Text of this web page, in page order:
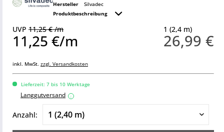
Hersteller
Silvadec
Produktbeschreibung
1 (2,4 m)
26,99 €
UVP 11,25 € /m
11,25 €/m
inkl. MwSt. zzgl. Versandkosten
Lieferzeit: 7 bis 10 Werktage
Langgutversand i
Anzahl: